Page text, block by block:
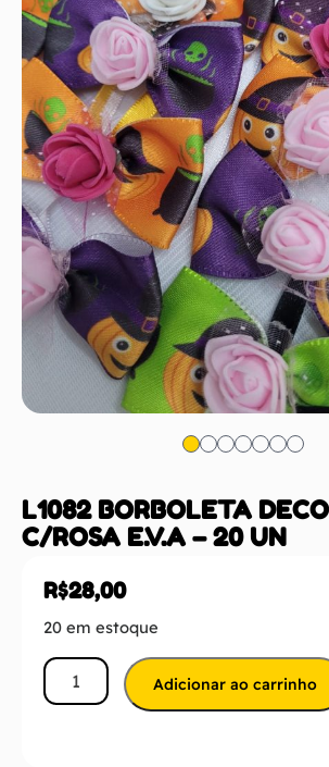
L1082 BORBOLETA
C/ROSA E.V.A – 20 UN
R$28,00
20 em estoque
Adicionar ao carrinho